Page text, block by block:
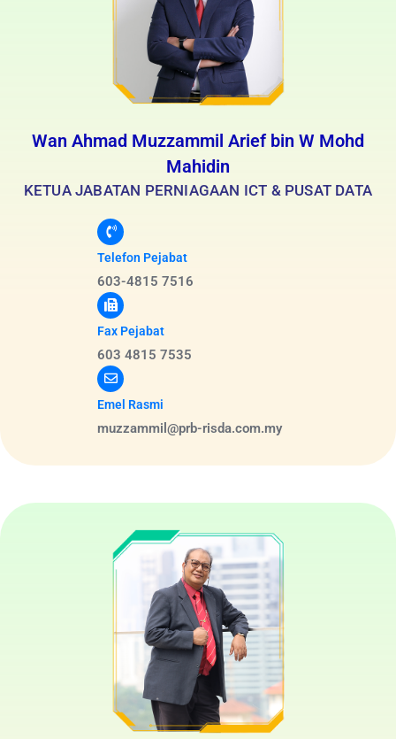
Wan Ahmad Muzzammil Arief bin W Mohd
Mahidin
KETUA JABATAN PERNIAGAAN ICT & PUSAT DATA
Telefon Pejabat
603-4815 7516
Fax Pejabat
603 4815 7535
Emel Rasmi
muzzammil@prb-risda.com.my